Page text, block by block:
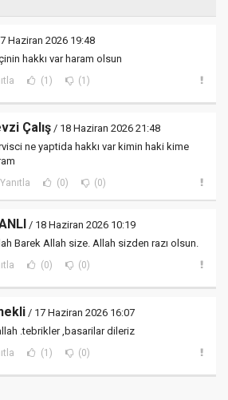
Haziran 2026 19:48
hakkı var haram olsun
(1) (1)
Çalış / 18 Haziran 2026 21:48
ne yaptida hakkı var kimin haki kime
Yanıtla (0) (0)
/ 18 Haziran 2026 10:19
Barek Allah size. Allah sizden razı olsun.
(0) (0)
/ 17 Haziran 2026 16:07
.tebrikler ,basarilar dileriz
(1) (0)